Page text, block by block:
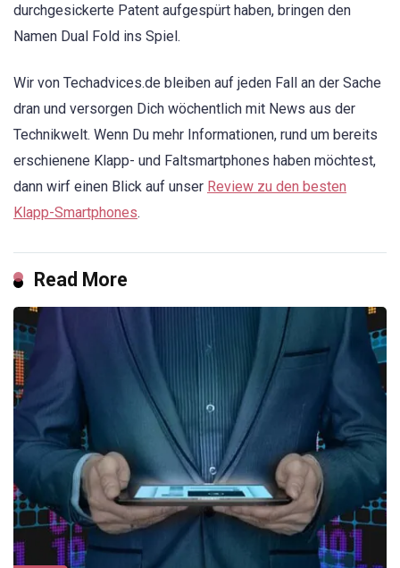
durchgesickerte Patent aufgespürt haben, bringen den
Namen Dual Fold ins Spiel.
Wir von Techadvices.de bleiben auf jeden Fall an der Sache
dran und versorgen Dich wöchentlich mit News aus der
Technikwelt. Wenn Du mehr Informationen, rund um bereits
erschienene Klapp- und Faltsmartphones haben möchtest,
dann wirf einen Blick auf unser Review zu den besten
Klapp-Smartphones.
Read More